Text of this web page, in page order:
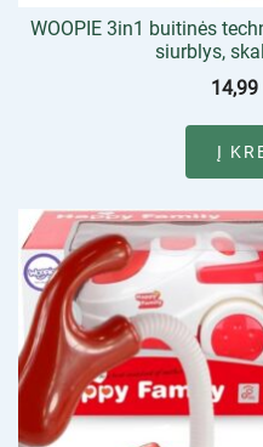
WOOPIE 3in1 buitinės
siurblys,
14,99
Į